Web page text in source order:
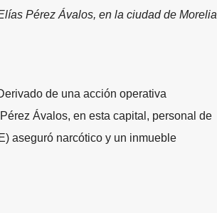
Pérez Ávalos, en la ciudad de Morelia
de una acción operativa
Ávalos, en esta capital, personal de
aseguró narcótico y un inmueble